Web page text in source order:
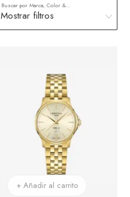
Buscar por Marca, Color & más
Mostrar filtros
+ Añadir al carrito